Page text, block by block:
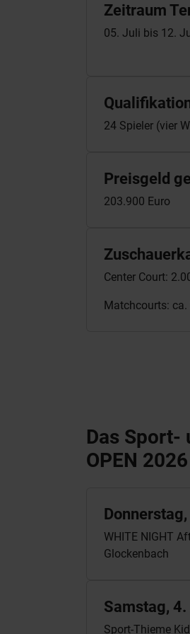
Zeitraum
05. Juli bis 12.
24 Spieler (vier
Preisgeld
203.900 Euro
Center Court:
Matchcourts:
Das Sport-
OPEN 2026
WHITE NIGHT
Glockenbach
Samstag,
Sport-Thieme